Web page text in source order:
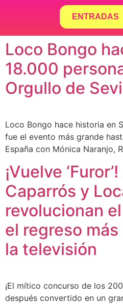
ENTRADAS
Loco Bongo
18.000
Orgullo de
Loco Bongo hace historia en
fue el evento más grande
España con Mónica Naranjo,
¡Vuelve
Caparrós y
revolucionan
el regreso
la televisión
¡El mítico concurso de los
después convertido en un